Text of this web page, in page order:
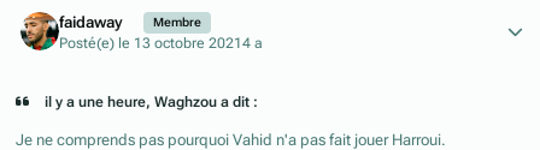
faidaway Membre
Posté(e) le 13 octobre 20214 a
il y a une heure, Waghzou a dit :
Je ne comprends pas pourquoi Vahid n'a pas fait jouer Harroui.